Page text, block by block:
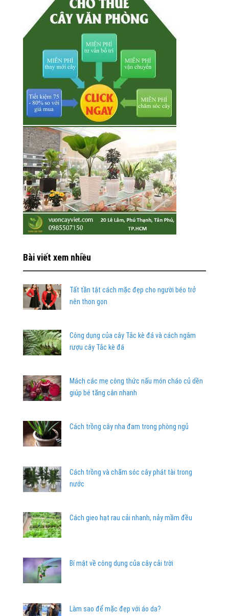
Bài viết xem nhiều
Tất tần tật cách mặc đẹp cho người béo trở
nên thon gọn
Công dụng của cây Tắc kè đá và cách ngâm
rượu cây Tắc kè đá
Mách các mẹ công thức nấu món cháo củ dền
giúp bé tăng cân nhanh
Cách trồng cây nha đam trong phòng ngủ
Cách trồng và chăm sóc cây phát tài trong
nước
Cách gieo hạt rau cải nhanh, nảy mầm đều
Bí mật về công dụng của cây cải trời
Làm sao để mặc đẹp với áo da?